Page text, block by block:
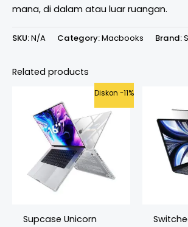
mana, di dalam atau luar ruangan.
SKU:N/A Category:Macbooks Brand:
Related products
Diskon -11%
Supcase Unicorn
Original
was:
Rp799.000.
Current
is:
Rp710.000.